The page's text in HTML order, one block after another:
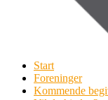
Start
Foreninger
Kommende